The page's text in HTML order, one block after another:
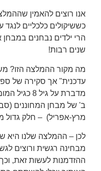
אנו רוצים להאמין
כששיקולים כלכליים לנגד
הרי ילדים נבחנים
שנים רבות!
מה מקור ההמלצה הזו?
עדכנית" אך סקירה של
מדברת על
ב' של מבחן המחוננים
מרץ-אפריל) – חלק גדול
לכן – ההמלצה שלנו היא
מבחינה רגשית ורוצים
ההזדמנות לעשות זאת,